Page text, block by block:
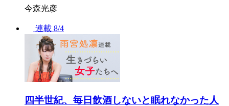
今森光彦
連載 8/4
四半世紀、毎日飲酒しないと眠れなかった人